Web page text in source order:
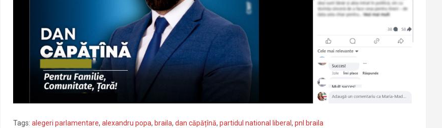
Tags: alegeri parlamentare, alexandru popa, braila, dan căpățînă, partidul national liberal, pnl braila